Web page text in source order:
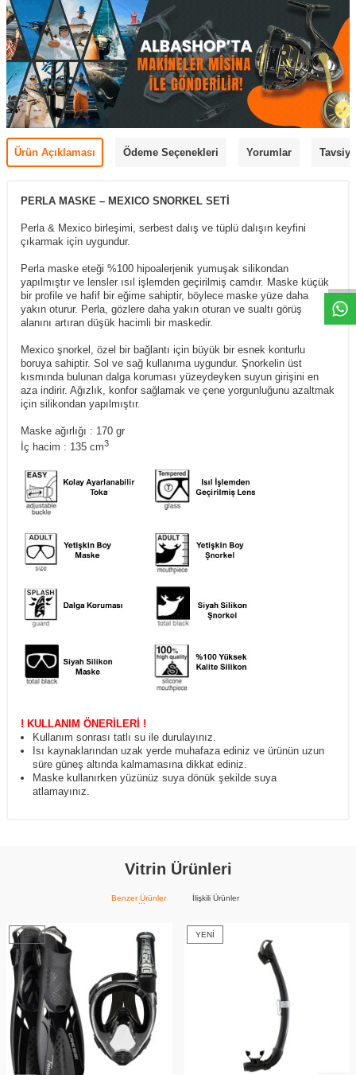
Ürün Açıklaması Ödeme Seçenekleri Yorumlar
PERLA MASKE – MEXICO SNORKEL SETİ
Perla & Mexico birleşimi, serbest dalış ve tüplü dalışın keyfini
çıkarmak için uygundur.
Perla maske eteği %100 hipoalerjenik yumuşak silikondan
yapılmıştır ve lensler ısıl işlemden geçirilmiş camdır. Maske küçük
bir profile ve hafif bir eğime sahiptir, böylece maske yüze daha
yakın oturur. Perla, gözlere daha yakın oturan ve sualtı görüş
alanını artıran düşük hacimli bir maskedir.
Mexico şnorkel, özel bir bağlantı için büyük bir esnek konturlu
boruya sahiptir. Sol ve sağ kullanıma uygundur. Şnorkelin üst
kısmında bulunan dalga koruması yüzeydeyken suyun girişini en
aza indirir. Ağızlık, konfor sağlamak ve çene yorgunluğunu azaltmak
için silikondan yapılmıştır.
Maske ağırlığı : 170 gr
İç hacim : 135 cm3
! KULLANIM ÖNERİLERİ !
Kullanım sonrası tatlı su ile durulayınız.
Isı kaynaklarından uzak yerde muhafaza ediniz ve ürünün uzun
süre güneş altında kalmamasına dikkat ediniz.
Maske kullanırken yüzünüz suya dönük şekilde suya
atlamayınız.
Vitrin Ürünleri
Benzer Ürünler İlişkili Ürünler
YENI YENI